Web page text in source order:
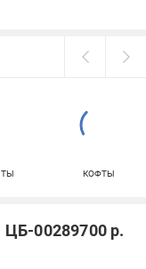
КОФТЫ
ЦБ-00289700 р.